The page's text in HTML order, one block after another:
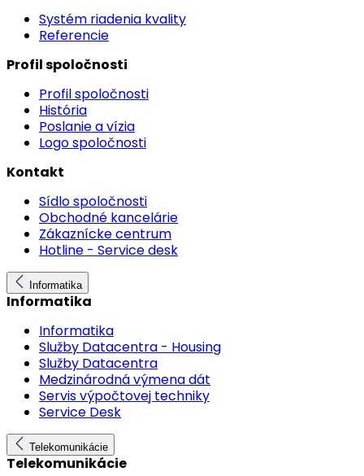
Systém riadenia kvality
Referencie
Profil spoločnosti
Profil spoločnosti
História
Poslanie a vízia
Logo spoločnosti
Kontakt
Sídlo spoločnosti
Obchodné kancelárie
Zákaznícke centrum
Hotline - Service desk
Informatika
Informatika
Informatika
Služby Datacentra - Housing
Služby Datacentra
Medzinárodná výmena dát
Servis výpočtovej techniky
Service Desk
Telekomunikácie
Telekomunikácie